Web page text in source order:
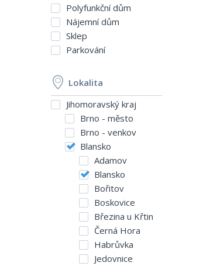
Polyfunkční dům
Nájemní dům
Sklep
Parkování
Lokalita
Jihomoravský kraj
Brno - město
Brno - venkov
Blansko
Adamov
Blansko
Bořitov
Boskovice
Březina u Křtin
Černá Hora
Habrůvka
Jedovnice